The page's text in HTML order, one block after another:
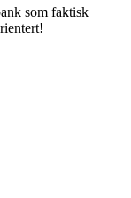
som faktisk